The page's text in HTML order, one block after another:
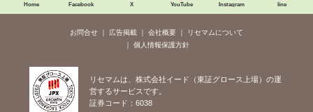
Home Facebook X YouTube Instagram line
お問合せ 広告掲載 会社概要
リセマムについて
個人情報保護方針
リセマムは、株式会社イード（東証グロース上場）の運
営するサービスです。
証券コード：6038